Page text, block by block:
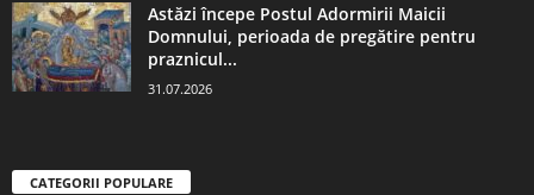
Astăzi începe Postul Adormirii Maicii
Domnului, perioada de pregătire pentru
praznicul...
31.07.2026
CATEGORII POPULARE